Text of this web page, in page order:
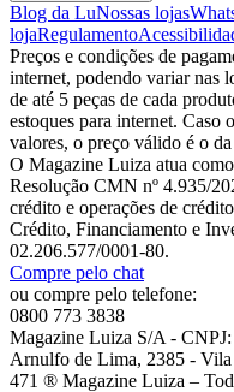
Blog da LuNossas lojas
lojaRegulamento
Preços e condições de
internet, podendo variar nas
de até 5 peças de cada
estoques para internet. Caso
valores, o preço válido é o
O Magazine Luiza atua
Resolução CMN nº 4.935/
crédito e operações de
Crédito, Financiamento e
02.206.577/0001-80.
Compre pelo chat
ou compre pelo telefone:
0800 773 3838
Magazine Luiza S/A -
Arnulfo de Lima, 2385 - Vila
471 ® Magazine Luiza –